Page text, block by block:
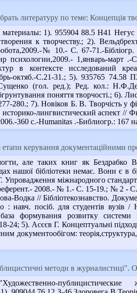
литературу по теме: Концепція
материалы: 1). 955904 88.5 Н41
к творчеству.; 2).
робота,2009.-№ 10.- С. 67-71.-
психологии,2009.- 1,январь-март
в контексте исследований
октяб.-С.21-31.; 5). 935765 74.58
(гол. ред.); Ред. кол.:
поняття творчості.; 6).
7). Новіков Б. В. Творчість у
лингвистический аспект
360 с.-Humanitas .-Библиогр.: 167
керування документаційними
але таких книг як Бездрабко
нашої бібліотеки немає. Вони є в
Упровадження міжнародного
2008.- № 1.- С. 15-19.; № 2 -
Водка // Бібліотекознавство.
: навч. посіб. для студентів
формування розвитку системи
24; 5). Асєєв Г. Концептуальні
документообігом:
методи в журналистицi".